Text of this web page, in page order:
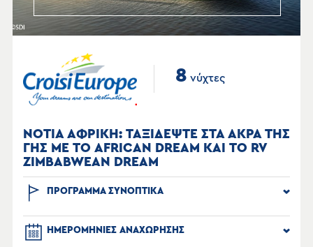
8 νύχτες
ΝΟΤΙΑ ΑΦΡΙΚΗ: ΤΑΞΙΔΕΨΤΕ ΣΤΑ ΑΚΡΑ ΤΗΣ
ΓΗΣ ΜΕ ΤΟ AFRICAN DREAM ΚΑΙ ΤΟ RV
ZIMBABWEAN DREAM
ΠΡΟΓΡΑΜΜΑ ΣΥΝΟΠΤΙΚΑ
ΗΜΕΡΟΜΗΝΙΕΣ ΑΝΑΧΩΡΗΣΗΣ